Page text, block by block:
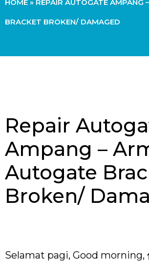
HOME » REPAIR AUTOGATE AMPANG
BRACKET BROKEN/ DAMAGED
Repair
Ampang –
Autogate
Broken/
Selamat pagi, Good morning,